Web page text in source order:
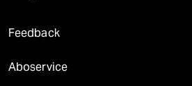
Feedback
Aboservice